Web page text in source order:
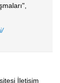
İletişim